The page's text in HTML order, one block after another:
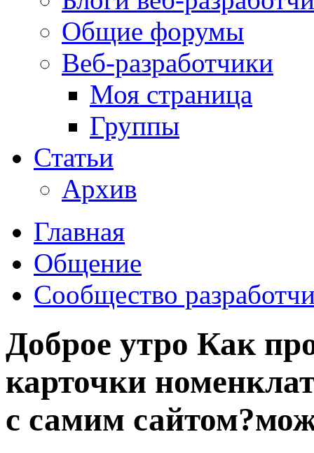
Общие форумы
Веб-разработчики
Моя страница
Группы
Статьи
Архив
Главная
Общение
Сообщество
Доброе утро Как
карточки
с самим